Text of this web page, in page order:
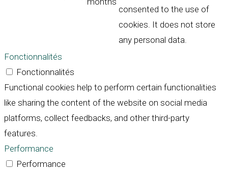
consented to the use of
cookies. It does not store
any personal data.
Fonctionnalités
Fonctionnalités
Functional cookies help to perform certain functionalities
like sharing the content of the website on social media
platforms, collect feedbacks, and other third-party
features.
Performance
Performance